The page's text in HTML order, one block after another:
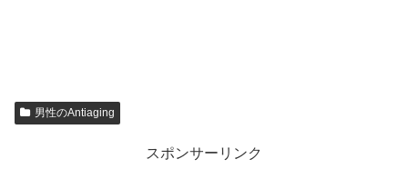
男性のAntiaging
スポンサーリンク